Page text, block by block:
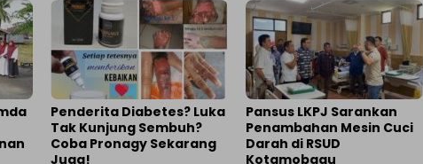
Penderita Diabetes? Luka
Tak Kunjung Sembuh?
Coba Pronagy Sekarang
Juga!
Pansus LKPJ Sarankan
Penambahan Mesin Cuci
Darah di RSUD
Kotamobagu